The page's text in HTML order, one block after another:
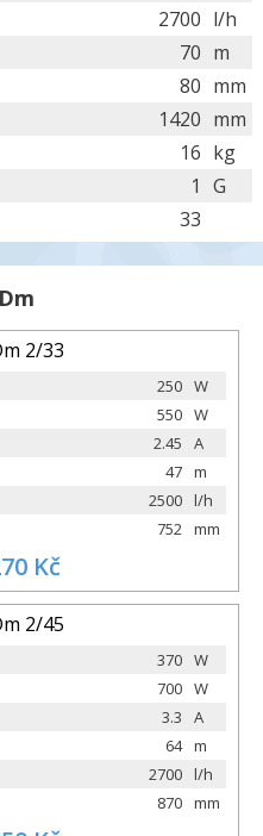
2700 l/h
70 m
80 mm
1420 mm
16 kg
1 G
33
2/33
250 W
550 W
2.45
A
47 m
2500 l/h
752 mm
Kč
2/45
370 W
700 W
3.3
A
64 m
2700 l/h
870 mm